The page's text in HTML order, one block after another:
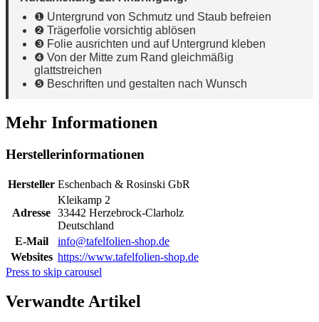
❶ Untergrund von Schmutz und Staub befreien
❷ Trägerfolie vorsichtig ablösen
❸ Folie ausrichten und auf Untergrund kleben
❹ Von der Mitte zum Rand gleichmäßig
glattstreichen
❺ Beschriften und gestalten nach Wunsch
Mehr Informationen
Herstellerinformationen
Hersteller Eschenbach & Rosinski GbR
Adresse
Kleikamp 2
33442 Herzebrock-Clarholz
Deutschland
E-Mail
info@tafelfolien-shop.de
Websites https://www.tafelfolien-shop.de
Press to skip carousel
Verwandte Artikel